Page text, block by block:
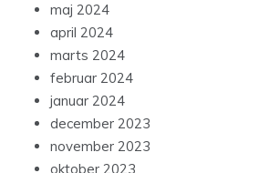
maj 2024
april 2024
marts 2024
februar 2024
januar 2024
december 2023
november 2023
oktober 2023